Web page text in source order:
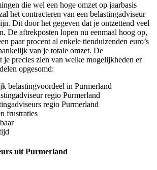
die wel een hoge omzet op jaarbasis
het contracteren van een belastingadviseur
Dit door het gegeven dat je ontzettend veel
De aftrekposten lopen nu eenmaal hoog op,
paar procent al enkele tienduizenden euro’s
van je totale omzet. De
je precies zien van welke mogelijkheden er
opgesomd:
belastingvoordeel in Purmerland
regio Purmerland
regio Purmerland
frustraties
uit Purmerland